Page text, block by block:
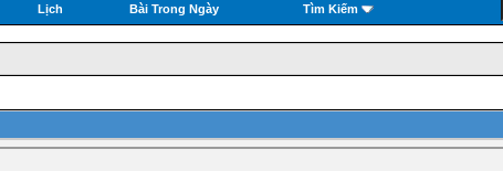
Lịch Bài Trong Ngày Tìm Kiếm